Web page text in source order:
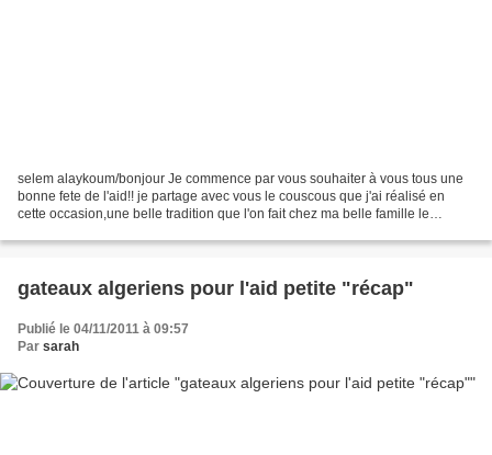
selem alaykoum/bonjour Je commence par vous souhaiter à vous tous une
bonne fete de l'aid!! je partage avec vous le couscous que j'ai réalisé en
cette occasion,une belle tradition que l'on fait chez ma belle famille le
gateaux algeriens pour l'aid petite "récap"
Publié le 04/11/2011 à 09:57
Par sarah